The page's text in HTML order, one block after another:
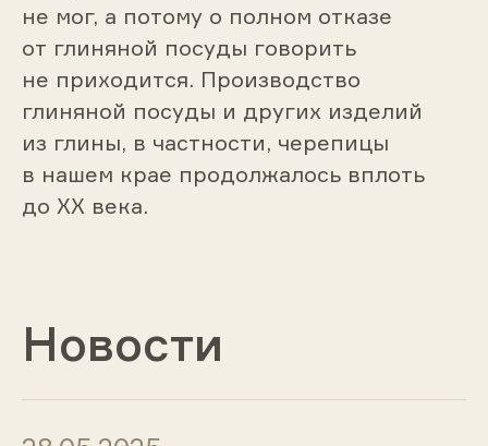
не мог, а потому о полном отказе
от глиняной посуды говорить
не приходится. Производство
глиняной посуды и других изделий
из глины, в частности, черепицы
в нашем крае продолжалось вплоть
до ХХ века.
Новости